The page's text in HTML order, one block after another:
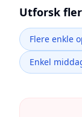
Utforsk
Flere enkle
Enkel